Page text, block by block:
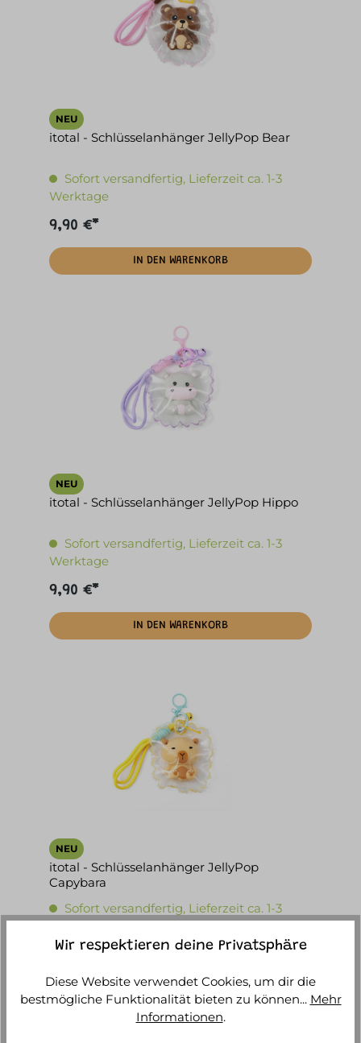
NEU
itotal - Schlüsselanhänger JellyPop Bear
Sofort versandfertig, Lieferzeit ca. 1-3
Werktage
9,90 €*
IN DEN WARENKORB
NEU
itotal - Schlüsselanhänger JellyPop Hippo
Sofort versandfertig, Lieferzeit ca. 1-3
Werktage
9,90 €*
IN DEN WARENKORB
NEU
itotal - Schlüsselanhänger JellyPop
Capybara
Sofort versandfertig, Lieferzeit ca. 1-3
Werktage
Wir respektieren deine Privatsphäre
Diese Website verwendet Cookies, um dir die
bestmögliche Funktionalität bieten zu können... Mehr
Informationen.